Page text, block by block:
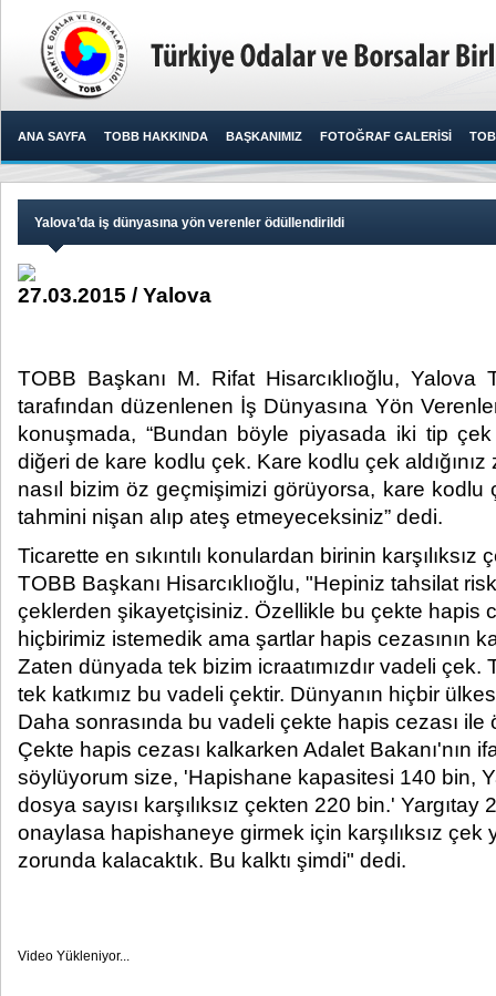
ANA SAYFA TOBB HAKKINDA BAŞKANIMIZ FOTOĞRAF GALERİSİ
Yalova’da iş dünyasına yön verenler ödüllendirildi
27.03.2015 / Yalova
TOBB Başkanı M. Rifat Hisarcıklıoğlu, Yalova
tarafından düzenlenen İş Dünyasına Yön
konuşmada, “Bundan böyle piyasada iki tip
diğeri de kare kodlu çek. Kare kodlu çek
nasıl bizim öz geçmişimizi görüyorsa, kare kodlu
tahmini nişan alıp ateş etmeyeceksiniz” dedi.​
Ticarette en sıkıntılı konulardan birinin
TOBB Başkanı Hisarcıklıoğlu, "Hepiniz tahsilat
çeklerden şikayetçisiniz. Özellikle bu çekte hapis
hiçbirimiz istemedik ama şartlar hapis cezasının
Zaten dünyada tek bizim icraatımızdır vadeli
tek katkımız bu vadeli çektir. Dünyanın hiçbir
Daha sonrasında bu vadeli çekte hapis cezası ile
Çekte hapis cezası kalkarken Adalet Bakanı'nın
söylüyorum size, 'Hapishane kapasitesi 140 bin,
dosya sayısı karşılıksız çekten 220 bin.' Yargıtay
onaylasa hapishaneye girmek için karşılıksız
zorunda kalacaktık. Bu kalktı şimdi" dedi.
Video Yükleniyor...